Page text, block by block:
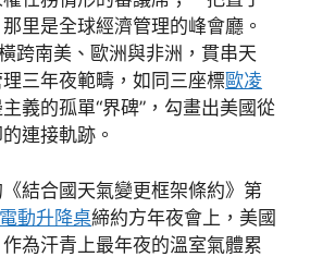
里是全球經濟管理的峰會廳。
跨南美、歐洲與非洲，貫串天
三年夜範疇，如同三座標歐凌
義的孤單“界碑”，勾畫出美國從
連接軌跡。
結合國天氣變更框架條約》第
動升降桌締約方年夜會上，美國
為汗青上最年夜的溫室氣體累